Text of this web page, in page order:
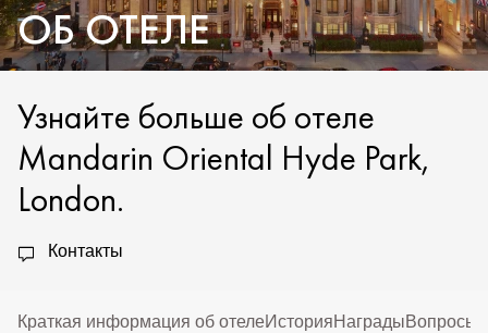
ОБ ОТЕЛЕ
Узнайте больше об отеле
Mandarin Oriental Hyde Park,
London.
Контакты
Краткая информация об отелеИсторияНаградыВопросы